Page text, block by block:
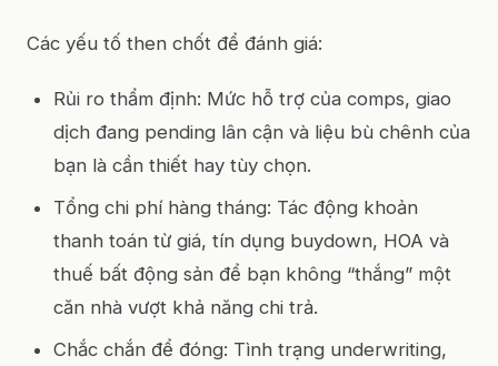
Các yếu tố then chốt để đánh giá:
Rủi ro thẩm định: Mức hỗ trợ của comps, giao
dịch đang pending lân cận và liệu bù chênh của
bạn là cần thiết hay tùy chọn.
Tổng chi phí hàng tháng: Tác động khoản
thanh toán từ giá, tín dụng buydown, HOA và
thuế bất động sản để bạn không “thắng” một
căn nhà vượt khả năng chi trả.
Chắc chắn để đóng: Tình trạng underwriting,